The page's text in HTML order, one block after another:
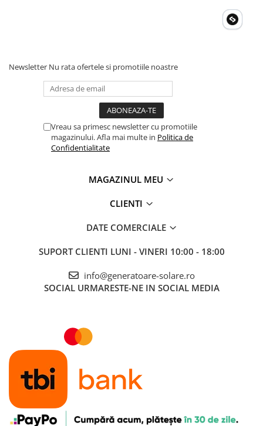
Newsletter Nu rata ofertele si promotiile noastre
Vreau sa primesc newsletter cu promotiile
magazinului. Afla mai multe in Politica de
Confidentialitate
MAGAZINUL MEU
CLIENTI
DATE COMERCIALE
SUPORT CLIENTI LUNI - VINERI 10:00 - 18:00
info@generatoare-solare.ro
SOCIAL URMARESTE-NE IN SOCIAL MEDIA